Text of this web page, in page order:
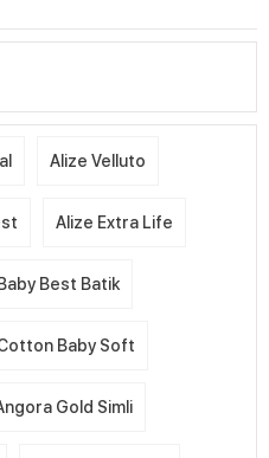
Alize Velluto
Alize Extra Life
Best Batik
Baby Soft
Gold Simli